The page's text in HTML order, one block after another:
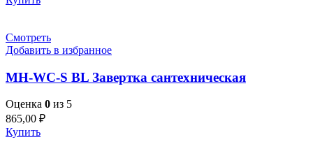
Смотреть
Добавить в избранное
MH-WC-S BL Завертка сантехническая
Оценка 0 из 5
865,00 ₽
Купить